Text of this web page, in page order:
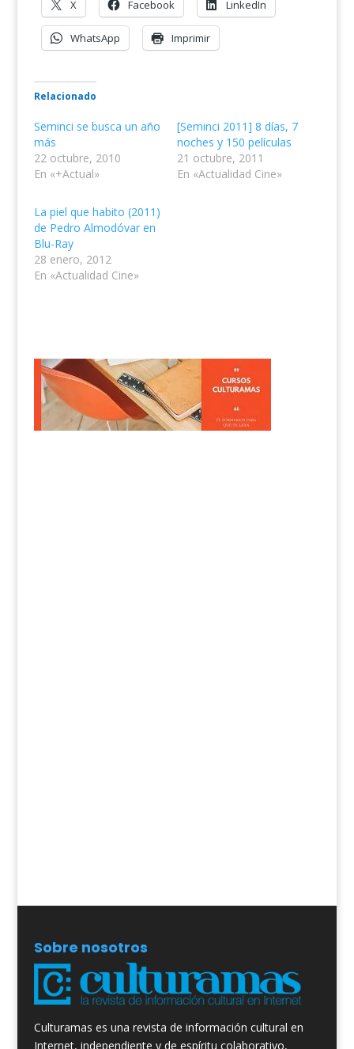
X Facebook LinkedIn
WhatsApp Imprimir
Relacionado
Seminci se busca un año
más
22 octubre, 2010
En «+Actual»
[Seminci 2011] 8 días, 7
noches y 150 películas
21 octubre, 2011
En «Actualidad Cine»
La piel que habito (2011)
de Pedro Almodóvar en
Blu-Ray
28 enero, 2012
En «Actualidad Cine»
Sobre nosotros
Culturamas es una revista de información cultural en
Internet, independiente y de espíritu colaborativo,